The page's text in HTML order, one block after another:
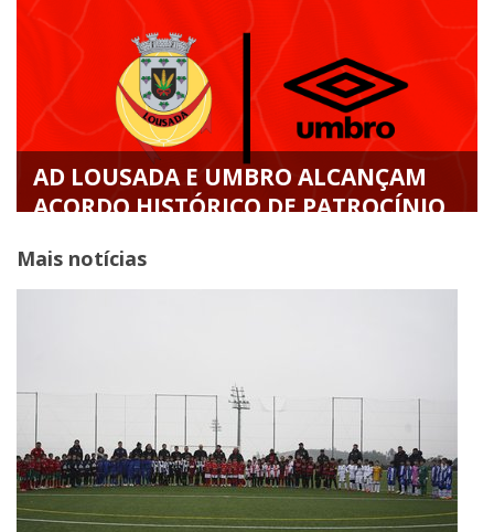
AD LOUSADA E UMBRO ALCANÇAM
ACORDO HISTÓRICO DE PATROCÍNIO
Mais notícias